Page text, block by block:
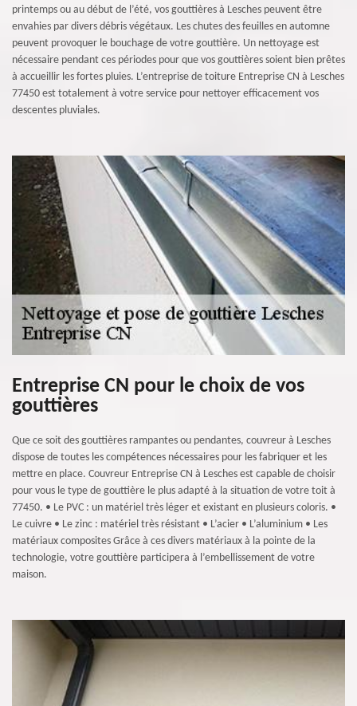
printemps ou au début de l’été, vos gouttières à Lesches peuvent être
envahies par divers débris végétaux. Les chutes des feuilles en automne
peuvent provoquer le bouchage de votre gouttière. Un nettoyage est
nécessaire pendant ces périodes pour que vos gouttières soient bien prêtes
à accueillir les fortes pluies. L’entreprise de toiture Entreprise CN à Lesches
77450 est totalement à votre service pour nettoyer efficacement vos
descentes pluviales.
Entreprise CN pour le choix de vos
gouttières
Que ce soit des gouttières rampantes ou pendantes, couvreur à Lesches
dispose de toutes les compétences nécessaires pour les fabriquer et les
mettre en place. Couvreur Entreprise CN à Lesches est capable de choisir
pour vous le type de gouttière le plus adapté à la situation de votre toit à
77450. • Le PVC : un matériel très léger et existant en plusieurs coloris. •
Le cuivre • Le zinc : matériel très résistant • L’acier • L’aluminium • Les
matériaux composites Grâce à ces divers matériaux à la pointe de la
technologie, votre gouttière participera à l’embellissement de votre
maison.